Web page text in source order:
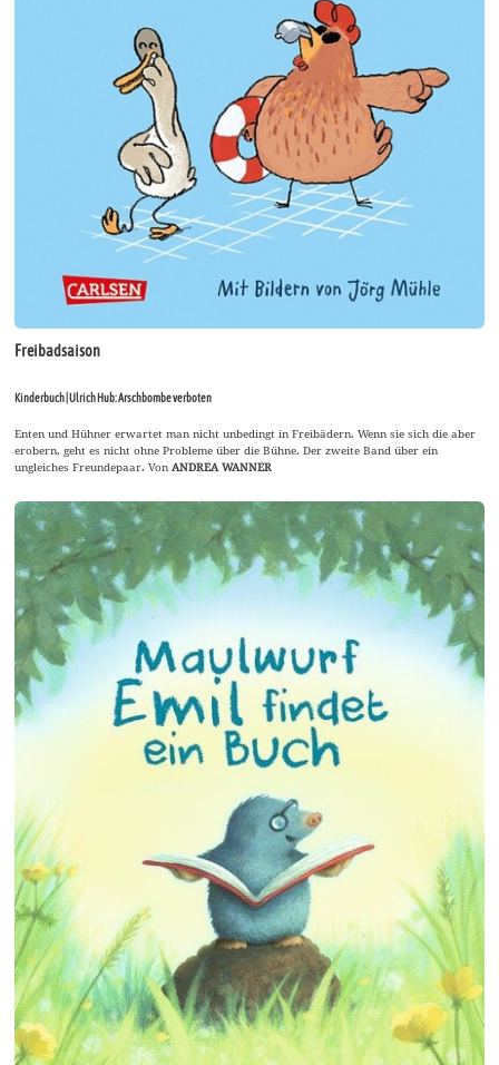
Freibadsaison
Kinderbuch | Ulrich Hub: Arschbombe verboten
Enten und Hühner erwartet man nicht unbedingt in Freibädern. Wenn sie sich die aber
erobern, geht es nicht ohne Probleme über die Bühne. Der zweite Band über ein
ungleiches Freundepaar. VonANDREA WANNER